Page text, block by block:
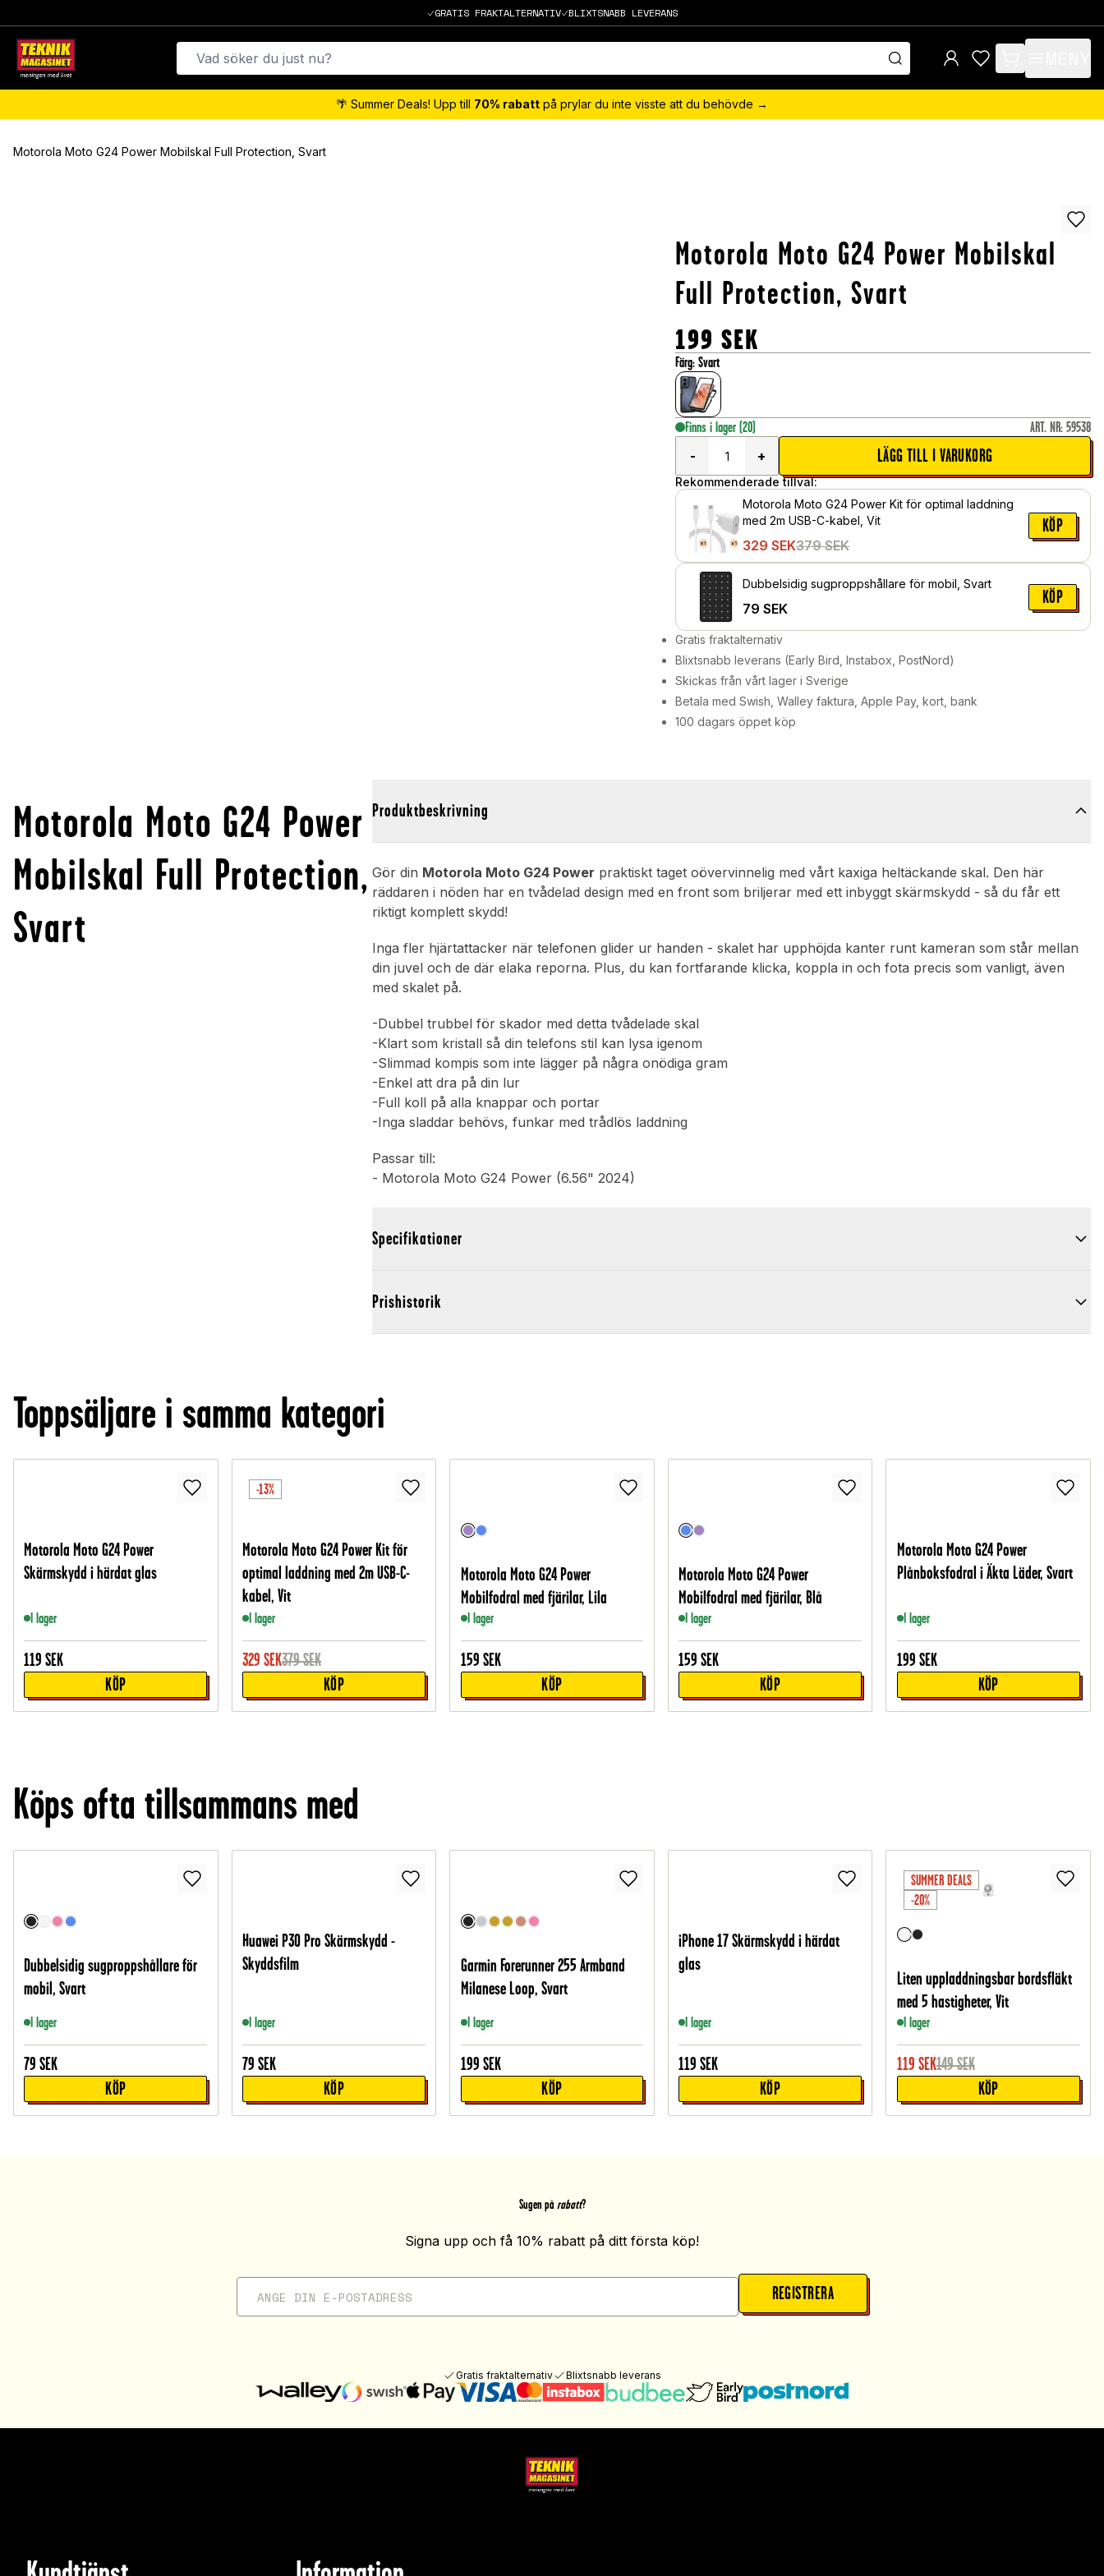
GRATIS FRAKTALTERNATIV BLIXTSNABB LEVERANS
items in cart, view
🌴 Summer Deals! Upp till 70% rabatt på prylar du inte visste att du behövde →
Motorola Moto G24 Power Mobilskal Full Protection, Svart
Motorola Moto G24 Power Mobilskal
Full Protection, Svart
199 SEK
Färg:Svart
Finns i lager (20) ART. NR: 59538
-
+ LÄGG TILL I VARUKORG
Rekommenderade tillval:
Motorola Moto G24 Power Kit för optimal laddning
med 2m USB-C-kabel, Vit
329 SEK379 SEK
KÖP
Dubbelsidig sugproppshållare för mobil, Svart
79 SEK
KÖP
Gratis fraktalternativ
Blixtsnabb leverans (Early Bird, Instabox, PostNord)
Skickas från vårt lager i Sverige
Betala med Swish, Walley faktura, Apple Pay, kort, bank
100 dagars öppet köp
Motorola Moto G24 Power
Mobilskal Full Protection,
Svart
Produktbeskrivning
Gör din Motorola Moto G24 Power praktiskt taget oövervinnelig med vårt kaxiga heltäckande skal. Den här
räddaren i nöden har en tvådelad design med en front som briljerar med ett inbyggt skärmskydd - så du får ett
riktigt komplett skydd!
Inga fler hjärtattacker när telefonen glider ur handen - skalet har upphöjda kanter runt kameran som står mellan
din juvel och de där elaka reporna. Plus, du kan fortfarande klicka, koppla in och fota precis som vanligt, även
med skalet på.
-Dubbel trubbel för skador med detta tvådelade skal
-Klart som kristall så din telefons stil kan lysa igenom
-Slimmad kompis som inte lägger på några onödiga gram
-Enkel att dra på din lur
-Full koll på alla knappar och portar
-Inga sladdar behövs, funkar med trådlös laddning
Passar till:
- Motorola Moto G24 Power (6.56" 2024)
Specifikationer
Prishistorik
Toppsäljare i samma kategori
Motorola Moto G24 Power
Skärmskydd i härdat glas
I lager
119 SEK
KÖP
-13%
Motorola Moto G24 Power Kit för
optimal laddning med 2m USB-C-
kabel, Vit
I lager
329 SEK379SEK
KÖP
Motorola Moto G24 Power
Mobilfodral med fjärilar, Lila
I lager
159 SEK
KÖP
Motorola Moto G24 Power
Mobilfodral med fjärilar, Blå
I lager
159 SEK
KÖP
Motorola Moto G24 Power
Plånboksfodral i Äkta Läder, Svart
I lager
199 SEK
KÖP
Köps ofta tillsammans med
Dubbelsidig sugproppshållare för
mobil, Svart
I lager
79 SEK
KÖP
Huawei P30 Pro Skärmskydd -
Skyddsfilm
I lager
79 SEK
KÖP
Garmin Forerunner 255 Armband
Milanese Loop, Svart
I lager
199 SEK
KÖP
iPhone 17 Skärmskydd i härdat
glas
I lager
119 SEK
KÖP
SUMMER DEALS
-20%
Liten uppladdningsbar bordsfläkt
med 5 hastigheter, Vit
I lager
119 SEK149SEK
KÖP
Sugen på rabatt?
Signa upp och få 10% rabatt på ditt första köp!
REGISTRERA
Gratis fraktalternativ Blixtsnabb leverans